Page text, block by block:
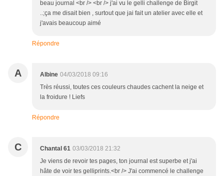
beau journal <br /> <br /> j'ai vu le gelli challenge de Birgit
..;ça me disait bien , surtout que jai fait un atelier avec elle et
j'avais beaucoup aimé
Répondre
A Albine 04/03/2018 09:16
Très réussi, toutes ces couleurs chaudes cachent la neige et
la froidure ! Liefs
Répondre
C Chantal 61 03/03/2018 21:32
Je viens de revoir tes pages, ton journal est superbe et j'ai
hâte de voir tes gelliprints.<br /> J'ai commencé le challenge